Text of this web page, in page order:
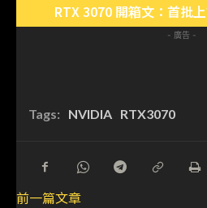
RTX 3070 開箱文：首批
- 廣告 -
Tags: NVIDIA RTX3070
前一篇文章